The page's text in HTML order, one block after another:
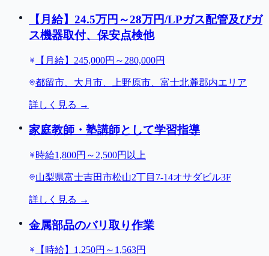
【月給】24.5万円～28万円/LPガス配管及びガ
ス機器取付、保安点検他
【月給】245,000円～280,000円
都留市、大月市、上野原市、富士北麓郡内エリア
詳しく見る →
家庭教師・塾講師として学習指導
時給1,800円～2,500円以上
山梨県富士吉田市松山2丁目7-14オサダビル3F
詳しく見る →
金属部品のバリ取り作業
【時給】1,250円～1,563円